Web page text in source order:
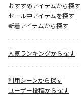
おすすめアイテムから探す
セール中アイテムを探す
新着アイテムから探す
人気ランキングから探す
利用シーンから探す
ユーザー投稿から探す